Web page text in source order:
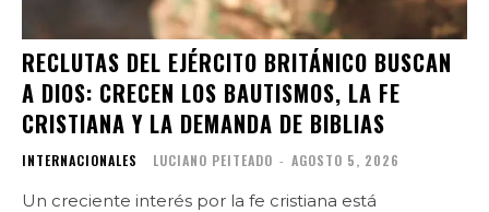
RECLUTAS DEL EJÉRCITO BRITÁNICO BUSCAN
A DIOS: CRECEN LOS BAUTISMOS, LA FE
CRISTIANA Y LA DEMANDA DE BIBLIAS
INTERNACIONALES LUCIANO PEITEADO - AGOSTO 5, 2026
Un creciente interés por la fe cristiana está